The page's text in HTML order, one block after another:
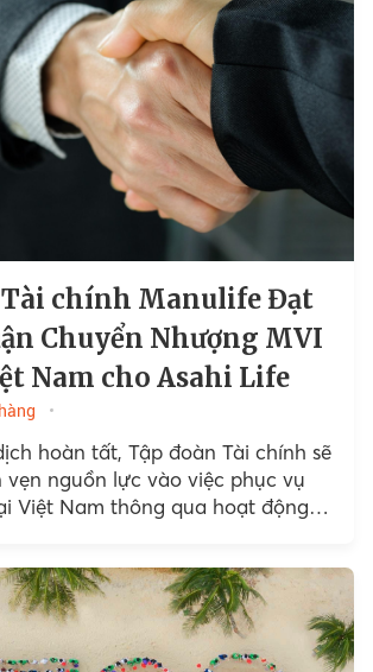
Tài chính Manulife Đạt
Chuyển Nhượng MVI
Nam cho Asahi Life
hoàn tất, Tập đoàn Tài chính sẽ
nguồn lực vào việc phục vụ
Việt Nam thông qua hoạt động